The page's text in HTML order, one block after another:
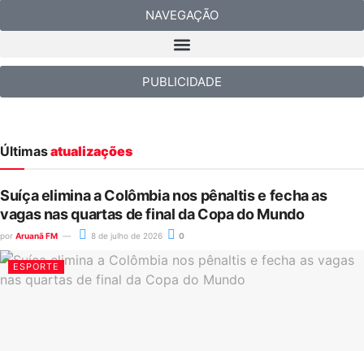
NAVEGAÇÃO
PUBLICIDADE
Últimasatualizações
Suíça elimina a Colômbia nos pênaltis e fecha as
vagas nas quartas de final da Copa do Mundo
por Aruanã FM 8 de julho de 2026 0
ESPORTE